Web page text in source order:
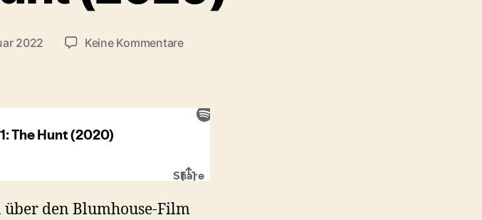
2022 Keine Kommentarezu
(2020)
den Blumhouse-Film